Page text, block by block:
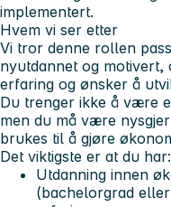
implementert.
Hvem vi ser etter
Vi tror denne rollen
nyutdannet og
erfaring og ønsker å
Du trenger ikke å være
men du må være
brukes til å gjøre
Det viktigste er at du har:
Utdanning innen
(bachelorgrad